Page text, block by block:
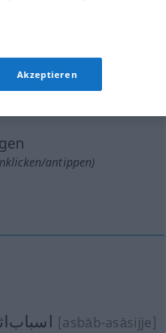
antippen)
[asbāb-asāsijje]
Akzeptieren